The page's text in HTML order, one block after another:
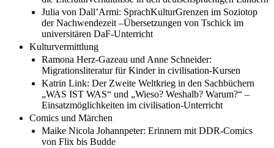
Julia von Dall’Armi: SprachKulturGrenzen im Soziotop
der Nachwendezeit –Übersetzungen von Tschick im
universitären DaF-Unterricht
Kulturvermittlung
Ramona Herz-Gazeau und Anne Schneider:
Migrationsliteratur für Kinder in civilisation-Kursen
Katrin Link: Der Zweite Weltkrieg in den Sachbüchern
„WAS IST WAS“ und „Wieso? Weshalb? Warum?“ –
Einsatzmöglichkeiten im civilisation-Unterricht
Comics und Märchen
Maike Nicola Johannpeter: Erinnern mit DDR-Comics
von Flix bis Budde